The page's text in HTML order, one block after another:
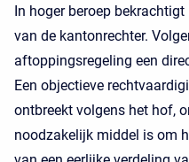
In hoger beroep
van de kantonrechter.
aftoppingsregeling een
Een objectieve
ontbreekt volgens het hof,
noodzakelijk middel is om